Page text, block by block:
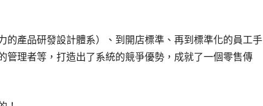
的產品研發設計體系）、到開店標準、再到標準化的員工手
管理者等，打造出了系統的競爭優勢，成就了一個零售傳